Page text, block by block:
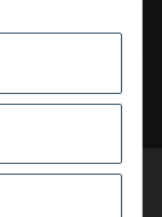
MwSt. (gem. §
vorbehalten.
gültig auf